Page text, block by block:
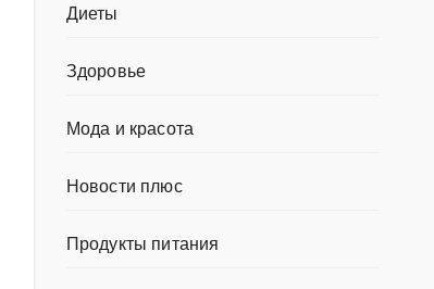
Диеты
Здоровье
Мода и красота
Новости плюс
Продукты питания